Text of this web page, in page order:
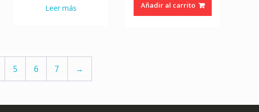
Leer más Añadir al carrito
5 6 7 →